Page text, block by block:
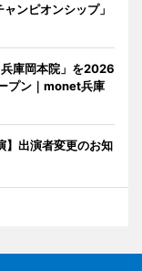
ンピオンシップ」
庫岡本院」を2026
プン｜monet兵庫
】出演者変更のお知